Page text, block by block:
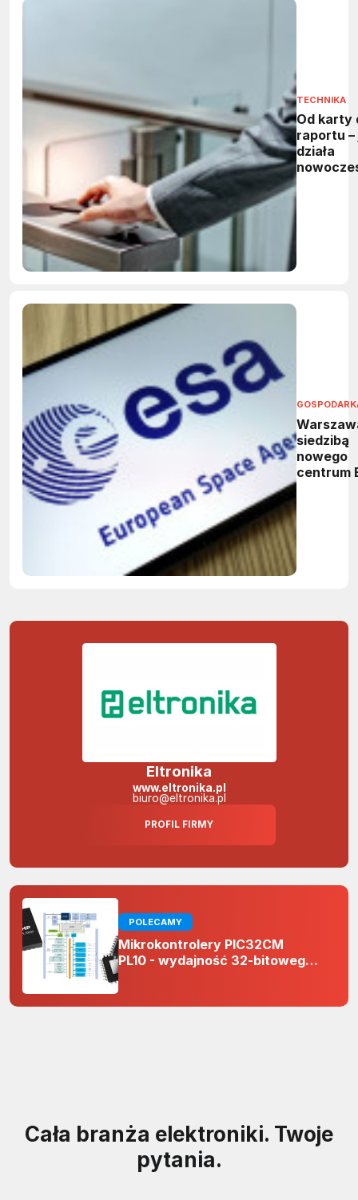
TECHNIKA
Od karty
raportu –
działa
siedzibą
nowego
centrum
Eltronika
www.eltronika.pl
biuro@eltronika.pl
PROFIL FIRMY
POLECAMY
Mikrokontrolery PIC32CM
PL10 - wydajność 32-bitowego
projektach 5 V
Cała branża elektroniki. Twoje
pytania.